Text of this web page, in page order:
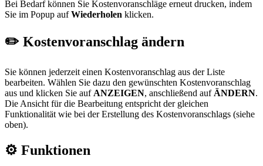
Bei Bedarf können Sie Kostenvoranschläge erneut drucken, indem
Sie im Popup aufWiederholen klicken.
✏️ Kostenvoranschlag ändern
Sie können jederzeit einen Kostenvoranschlag aus der Liste
bearbeiten. Wählen Sie dazu den gewünschten Kostenvoranschlag
aus und klicken Sie auf ANZEIGEN, anschließend auf ÄNDERN.
Die Ansicht für die Bearbeitung entspricht der gleichen
Funktionalität wie bei der Erstellung des Kostenvoranschlags (siehe
oben).
⚙️ Funktionen